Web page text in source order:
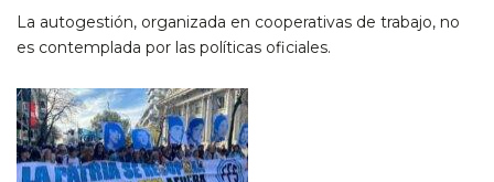
La autogestión, organizada en cooperativas de trabajo, no
es contemplada por las políticas oficiales.